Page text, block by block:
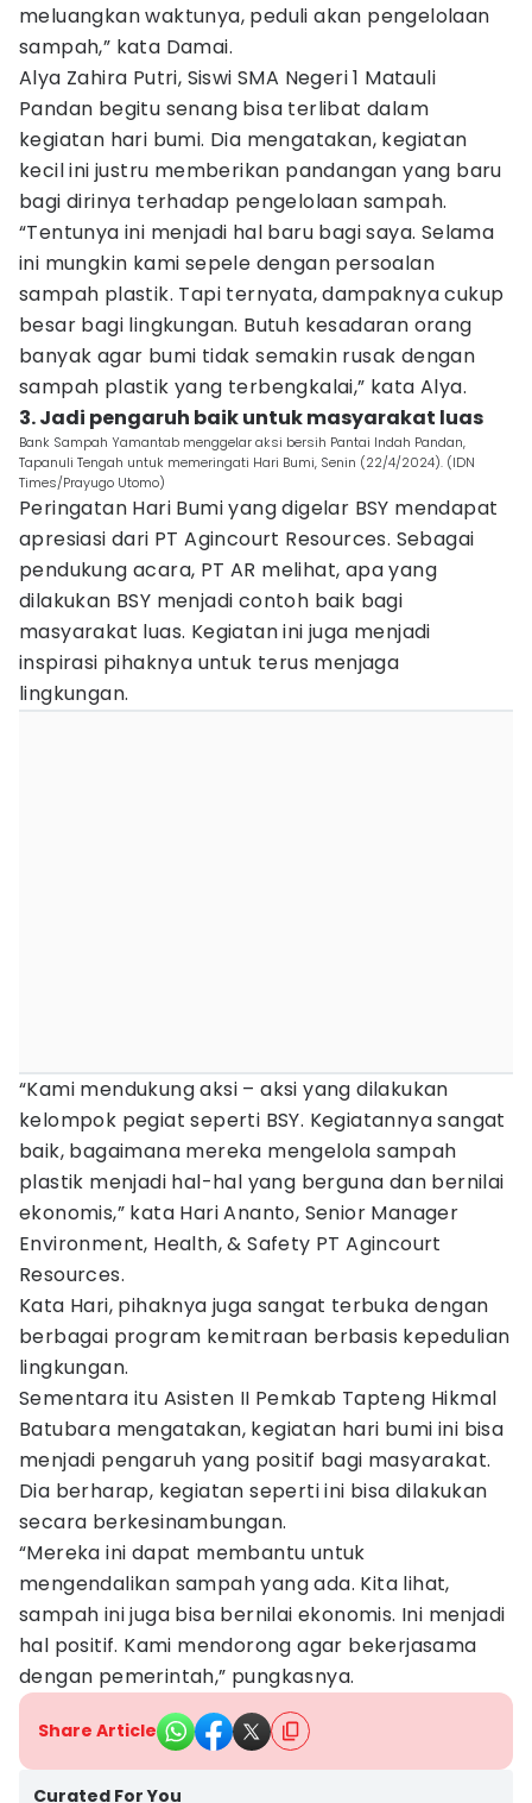
meluangkan waktunya, peduli akan pengelolaan
sampah,” kata Damai.
Alya Zahira Putri, Siswi SMA Negeri 1 Matauli
Pandan begitu senang bisa terlibat dalam
kegiatan hari bumi. Dia mengatakan, kegiatan
kecil ini justru memberikan pandangan yang baru
bagi dirinya terhadap pengelolaan sampah.
“Tentunya ini menjadi hal baru bagi saya. Selama
ini mungkin kami sepele dengan persoalan
sampah plastik. Tapi ternyata, dampaknya cukup
besar bagi lingkungan. Butuh kesadaran orang
banyak agar bumi tidak semakin rusak dengan
sampah plastik yang terbengkalai,” kata Alya.
3. Jadi pengaruh baik untuk masyarakat luas
Bank Sampah Yamantab menggelar aksi bersih Pantai Indah Pandan,
Tapanuli Tengah untuk memeringati Hari Bumi, Senin (22/4/2024). (IDN
Times/Prayugo Utomo)
Peringatan Hari Bumi yang digelar BSY mendapat
apresiasi dari PT Agincourt Resources. Sebagai
pendukung acara, PT AR melihat, apa yang
dilakukan BSY menjadi contoh baik bagi
masyarakat luas. Kegiatan ini juga menjadi
inspirasi pihaknya untuk terus menjaga
lingkungan.
“Kami mendukung aksi – aksi yang dilakukan
kelompok pegiat seperti BSY. Kegiatannya sangat
baik, bagaimana mereka mengelola sampah
plastik menjadi hal-hal yang berguna dan bernilai
ekonomis,” kata Hari Ananto, Senior Manager
Environment, Health, & Safety PT Agincourt
Resources.
Kata Hari, pihaknya juga sangat terbuka dengan
berbagai program kemitraan berbasis kepedulian
lingkungan.
Sementara itu Asisten II Pemkab Tapteng Hikmal
Batubara mengatakan, kegiatan hari bumi ini bisa
menjadi pengaruh yang positif bagi masyarakat.
Dia berharap, kegiatan seperti ini bisa dilakukan
secara berkesinambungan.
“Mereka ini dapat membantu untuk
mengendalikan sampah yang ada. Kita lihat,
sampah ini juga bisa bernilai ekonomis. Ini menjadi
hal positif. Kami mendorong agar bekerjasama
dengan pemerintah,” pungkasnya.
Share Article
Curated For You